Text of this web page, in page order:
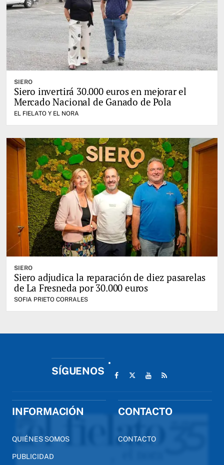
SIERO
Siero invertirá 30.000 euros en mejorar el
Mercado Nacional de Ganado de Pola
EL FIELATO Y EL NORA
SIERO
Siero adjudica la reparación de diez pasarelas
de La Fresneda por 30.000 euros
SOFIA PRIETO CORRALES
SÍGUENOS
INFORMACIÓN
QUIÉNES SOMOS
PUBLICIDAD
CONTACTO
CONTACTO